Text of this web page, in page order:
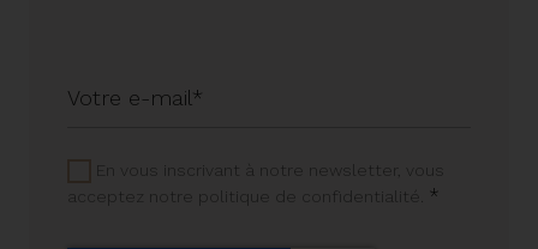
En vous inscrivant à notre newsletter, vous
acceptez notre politique de confidentialité.
*